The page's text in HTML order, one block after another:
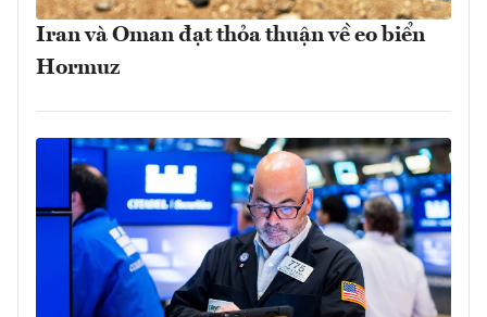
Iran và Oman đạt thỏa thuận về eo biển
Hormuz